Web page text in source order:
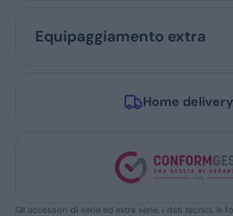
Equipaggiamento extra
Home delivery
Gli accessori di serie ed extra serie, i dati tecnici, le